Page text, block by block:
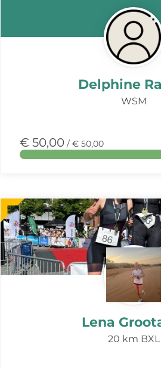
Delphine
WSM
€ 50,00 / € 50,00
Lena
20 km BXL
Meer
over
deze
actie